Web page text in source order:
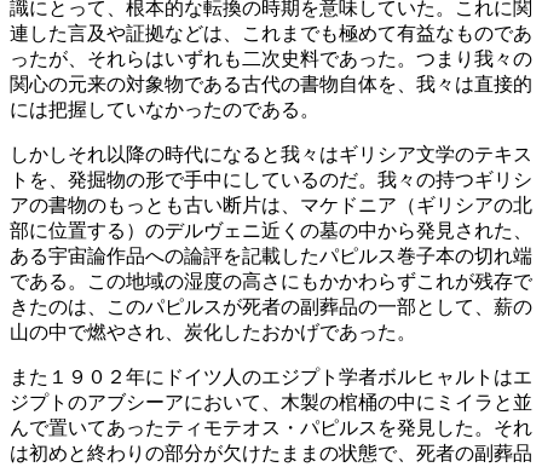
識にとって、根本的な転換の時期を意味していた。これに関
連した言及や証拠などは、これまでも極めて有益なものであ
ったが、それらはいずれも二次史料であった。つまり我々の
関心の元来の対象物である古代の書物自体を、我々は直接的
には把握していなかったのである。
しかしそれ以降の時代になると我々はギリシア文学のテキス
トを、発掘物の形で手中にしているのだ。我々の持つギリシ
アの書物のもっとも古い断片は、マケドニア（ギリシアの北
部に位置する）のデルヴェニ近くの墓の中から発見された、
ある宇宙論作品への論評を記載したパピルス巻子本の切れ端
である。この地域の湿度の高さにもかかわらずこれが残存で
きたのは、このパピルスが死者の副葬品の一部として、薪の
山の中で燃やされ、炭化したおかげであった。
また１９０２年にドイツ人のエジプト学者ボルヒャルトはエ
ジプトのアブシーアにおいて、木製の棺桶の中にミイラと並
んで置いてあったティモテオス・パピルスを発見した。それ
は初めと終わりの部分が欠けたままの状態で、死者の副葬品